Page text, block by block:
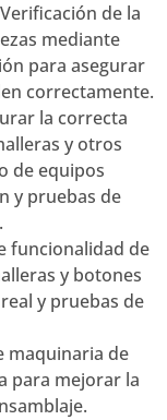
Verificación de la
mediante
para asegurar
correctamente.
la correcta
y otros
de equipos
y pruebas de
funcionalidad de
y botones
y pruebas de
maquinaria de
para mejorar la